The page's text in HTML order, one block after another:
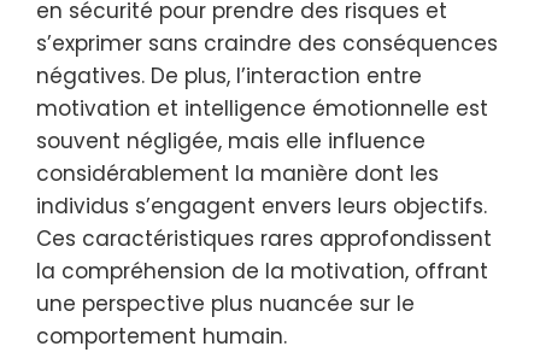
en sécurité pour prendre des risques et
s’exprimer sans craindre des conséquences
négatives. De plus, l’interaction entre
motivation et intelligence émotionnelle est
souvent négligée, mais elle influence
considérablement la manière dont les
individus s’engagent envers leurs objectifs.
Ces caractéristiques rares approfondissent
la compréhension de la motivation, offrant
une perspective plus nuancée sur le
comportement humain.